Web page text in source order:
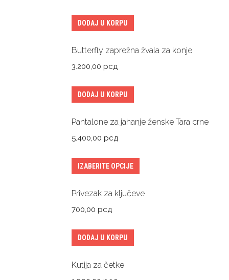
DODAJ U KORPU
Butterfly zaprežna žvala za konje
3.200,00 рсд
DODAJ U KORPU
Pantalone za jahanje ženske Tara crne
5.400,00 рсд
IZABERITE OPCIJE
Privezak za ključeve
700,00 рсд
DODAJ U KORPU
Kutija za četke